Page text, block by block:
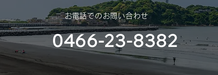
（神奈川大
部様）
​お電話でのお問い合わせ
0466-23-8382